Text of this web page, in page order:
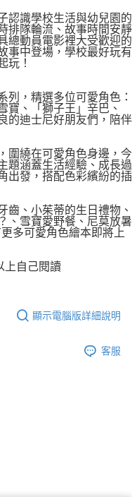
認識學校生活與幼兒園的
排隊輪流、故事時間安靜
總動員電影裡大受歡迎的
事中登場，學校最好玩有
玩！
，精選多位可愛角色：
寶、「獅子王」辛巴、
的迪士尼好朋友們，陪伴
圍繞在可愛角色身邊，今
題涵蓋生活經驗、成長過
出發，搭配色彩繽紛的插
、小茱蒂的生日禮物、
、雪寶愛野餐、尼莫放暑
多可愛角色繪本即將上
上自己閱讀
顯示電腦版詳細說明
客服